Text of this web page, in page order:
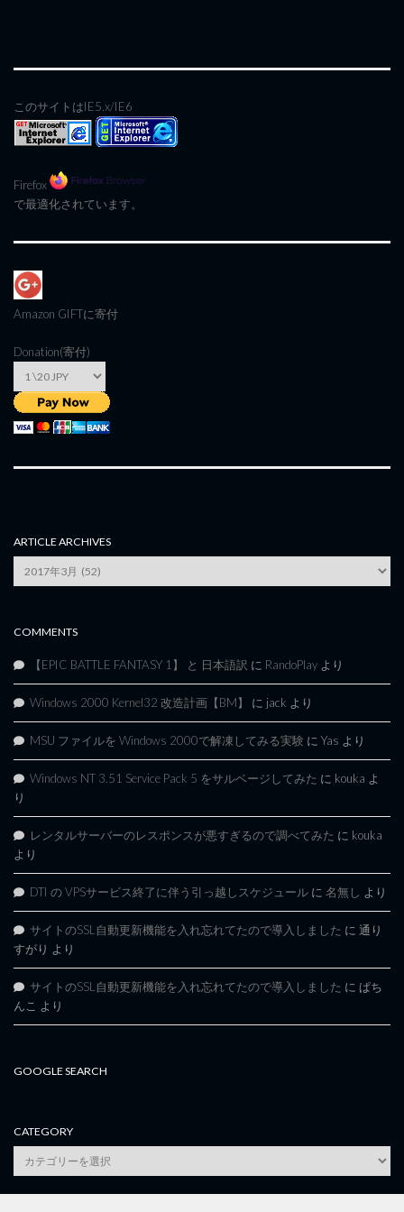
このサイトはIE5.x/IE6
Firefox
で最適化されています。
Amazon GIFTに寄付
Donation(寄付)
ARTICLE ARCHIVES
Article
Archives
COMMENTS
【EPIC BATTLE FANTASY 1】 と 日本語訳 に RandoPlay より
Windows 2000 Kernel32 改造計画【BM】 に jack より
MSU ファイルを Windows 2000で解凍してみる実験 に Yas より
Windows NT 3.51 Service Pack 5 をサルベージしてみた に kouka よ
り
レンタルサーバーのレスポンスが悪すぎるので調べてみた に kouka
より
DTI の VPSサービス終了に伴う引っ越しスケジュール に 名無し より
サイトのSSL自動更新機能を入れ忘れてたので導入しました に 通り
すがり より
サイトのSSL自動更新機能を入れ忘れてたので導入しました に ぱち
んこ より
GOOGLE SEARCH
CATEGORY
category